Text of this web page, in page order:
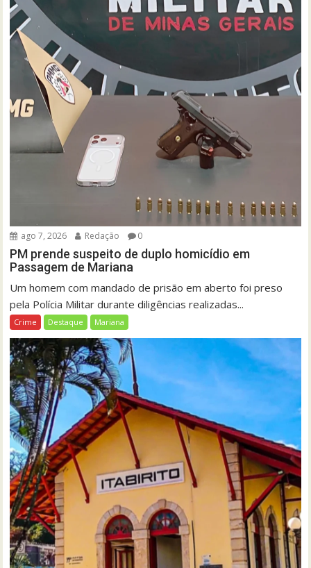
ago 7, 2026 Redação 0
PM prende suspeito de duplo homicídio em
Passagem de Mariana
Um homem com mandado de prisão em aberto foi preso
pela Polícia Militar durante diligências realizadas...
Crime Destaque Mariana